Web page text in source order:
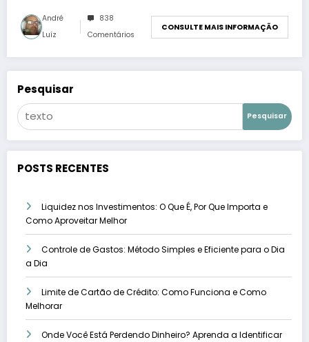
Pesquisar
Pesquisar
POSTS RECENTES
Liquidez nos Investimentos: O Que É, Por Que Importa e
Como Aproveitar Melhor
Controle de Gastos: Método Simples e Eficiente para o Dia
a Dia
Limite de Cartão de Crédito: Como Funciona e Como
Melhorar
Onde Você Está Perdendo Dinheiro? Aprenda a Identificar
André
Luíz
838
Comentários
CONSULTE MAIS INFORMAÇÃO